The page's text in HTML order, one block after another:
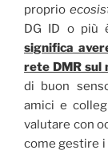
proprio
DG ID o più
significa
rete DMR sul
di buon
amici e
valutare con
come gestire